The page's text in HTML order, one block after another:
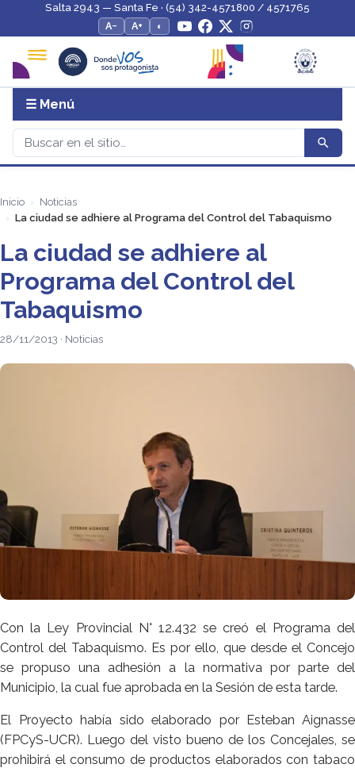
Salta 2943 — Santa Fe · (54) 342-4571800 / 4571765
A−
A+ ◐
☰ Menú
Inicio
Noticias
La ciudad se adhiere al Programa del Control del Tabaquismo
La ciudad se adhiere al
Programa del Control del
Tabaquismo
28/11/2013 · Noticias
Con la Ley Provincial N° 12.432 se creó el Programa del
Control del Tabaquismo. Es por ello, que desde el Concejo
se propuso una adhesión a la normativa por parte del
Municipio, la cual fue aprobada en la Sesión de esta tarde.
El Proyecto había sido elaborado por Esteban Aignasse
(FPCyS-UCR). Luego del visto bueno de los Concejales, se
prohibirá el consumo de productos elaborados con tabaco